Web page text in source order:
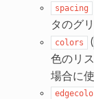
spacing
タのグ
colors (
色のリス
場合に